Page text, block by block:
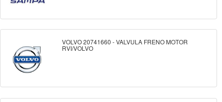
VOLVO 20741660 - VALVULA FRENO MOTOR
RVI/VOLVO